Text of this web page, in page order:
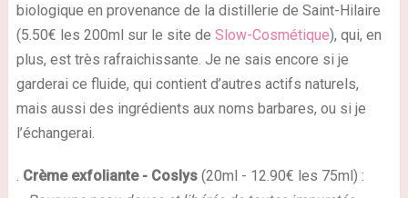
biologique en provenance de la distillerie de Saint-Hilaire
(5.50€ les 200ml sur le site de Slow-Cosmétique), qui, en
plus, est très rafraichissante. Je ne sais encore si je
garderai ce fluide, qui contient d’autres actifs naturels,
mais aussi des ingrédients aux noms barbares, ou si je
l’échangerai.
. Crème exfoliante- Coslys(20ml - 12.90€ les 75ml) :